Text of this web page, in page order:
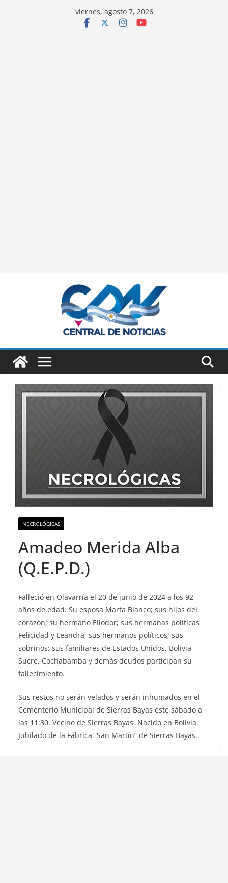
viernes, agosto 7, 2026
NECROLÓGICAS
Amadeo Merida Alba
(Q.E.P.D.)
Falleció en Olavarría el 20 de junio de 2024 a los 92
años de edad. Su esposa Marta Bianco; sus hijos del
corazón; su hermano Eliodor; sus hermanas políticas
Felicidad y Leandra; sus hermanos políticos; sus
sobrinos; sus familiares de Estados Unidos, Bolivia,
Sucre, Cochabamba y demás deudos participan su
fallecimiento.
Sus restos no serán velados y serán inhumados en el
Cementerio Municipal de Sierras Bayas este sábado a
las 11:30. Vecino de Sierras Bayas. Nacido en Bolivia.
Jubilado de la Fábrica “San Martín” de Sierras Bayas.